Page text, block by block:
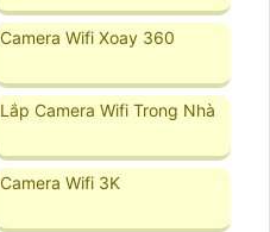
Camera Wifi Xoay 360
Lắp Camera Wifi Trong Nhà
Camera Wifi 3K